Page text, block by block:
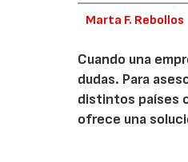
Marta F. Rebollos
Cuando una
dudas. Para
distintos países
ofrece una